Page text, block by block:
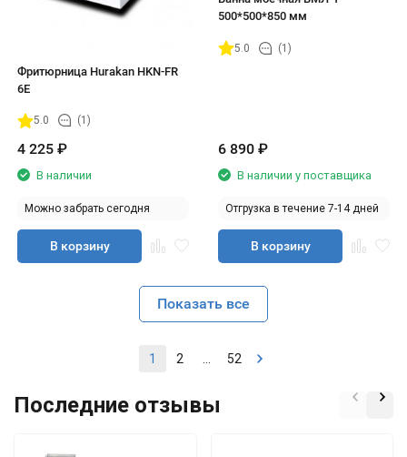
Фритюрница Hurakan HKN-FR
6Е
5.0 (1)
4 225 ₽
В наличии
Можно забрать сегодня
В корзину
500*500*850 мм
5.0 (1)
6 890 ₽
В наличии у поставщика
Отгрузка в течение 7-14 дней
В корзину
Показать все
1 2 52
Последние отзывы